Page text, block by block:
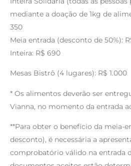
mediante a doação de 1kg de
350
Meia entrada (desconto de 50%):
Inteira: R$ 690
Mesas Bistrô (4 lugares): R$ 1.000
* Os alimentos deverão ser
Vianna, no momento da entrada
**Para obter o benefício da meia-
desconto), é necessária a
comprobatório válido na entrada